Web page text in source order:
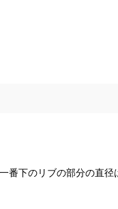
番下のリブの部分の直径